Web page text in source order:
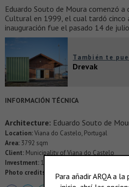
Eduardo Souto de Moura comenzó a
Cultural en 1999, el cual tardó cinco
inauguración fue el pasado 14 de
También te
Drevak
INFORMACIÓN TÉCNICA
Architecture: Eduardo Souto de
Location:Viana do Castelo, Portugal
Area: 3792 sqm
Client: Municipality of Viana do Castelo
Investment: 13,1M Euro
Photo credits:
Joao Morgado - Architecture